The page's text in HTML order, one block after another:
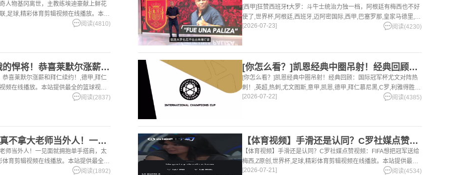
人物基冈离世，主教练埃迪豪献上鲜花
,足球,精彩体育剪辑视频在线播放。本站
,集锦,录像。
阅读(4810)
[西甲]狂赞西班牙❗大罗：斗牛士统治力独一档，阿根廷有梅西也不好
使了,世界杯,阿根廷,西班牙,迈阿密国际,西甲,巴塞罗那,皇家马德里,梅
西,足球,精彩体育剪辑视频在线播放。本站提供最全的篮球视频足球
[2026-07-23] 阅读(4230)
【推荐】骁勇善战的悍将！恭喜莱默尔涨薪和拜仁续约！
恭喜莱默尔涨薪和拜仁续约！,德甲,拜仁
频在线播放。本站提供最全的篮球视频
阅读(2837)
[你怎么看？]凯恩经典中圈吊射！经典回顾：国际冠军杯尤文对阵
[你怎么看？]凯恩经典中圈吊射！经典回顾：国际冠军杯尤文对阵热
刺！,英超,热刺,尤文图斯,意甲,凯恩,德甲,拜仁慕尼黑,C罗,利雅得胜
利,足球,精彩体育剪辑视频在线播放。本站提供最全的篮球视频足球
[2026-07-22] 阅读(4385)
[推荐]赖斯你小子真不拿大老师当外人！一见面就拥抱单手搭肩，
师当外人！一见面就拥抱单手搭肩，太
体育剪辑视频在线播放。本站提供最全的
。
阅读(1892)
【体育视频】手滑还是认同？C罗社媒点赞视频：FIFA想把冠军
【体育视频】手滑还是认同？C罗社媒点赞视频：FIFA想把冠军送给
梅西,Z原创,世界杯,足球,精彩体育剪辑视频在线播放。本站提供最全
的篮球视频足球视频,集锦,录像。
[2026-07-21] 阅读(4534)